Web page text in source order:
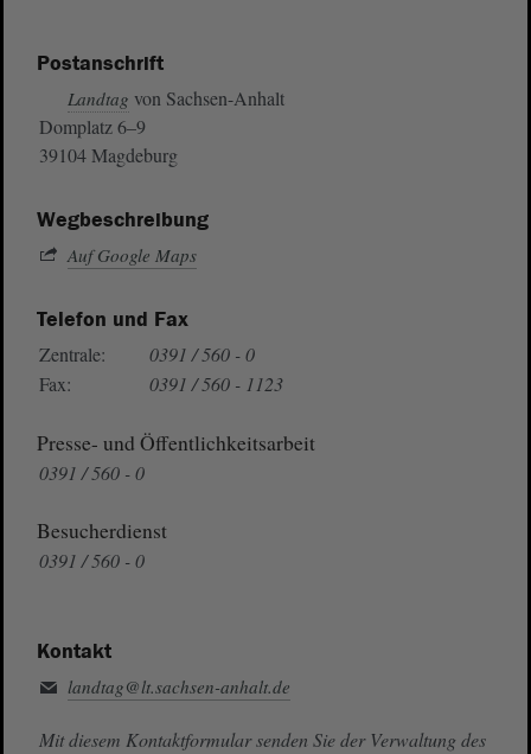
Postanschrift
Landtag von Sachsen-Anhalt
Domplatz 6–9
39104 Magdeburg
Wegbeschreibung
Auf Google Maps
Telefon und Fax
Zentrale:
0391 / 560 - 0
Fax:
0391 / 560 - 1123
Presse- und Öffentlichkeitsarbeit
0391 / 560 - 0
Besucherdienst
0391 / 560 - 0
Kontakt
landtag@lt.sachsen-anhalt.de
Mit diesem Kontaktformular senden Sie der Verwaltung des